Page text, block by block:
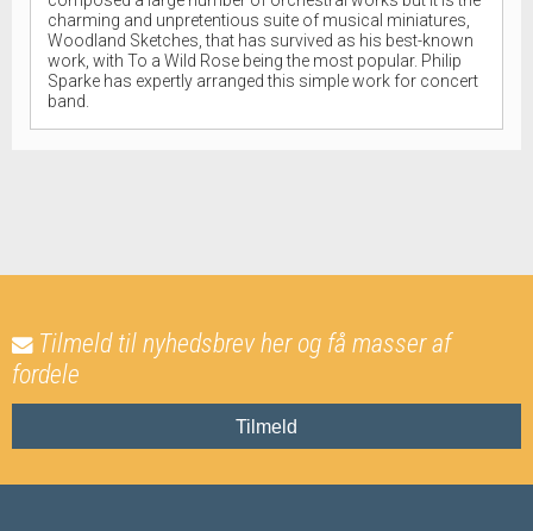
charming and unpretentious suite of musical miniatures,
Woodland Sketches, that has survived as his best-known
work, with To a Wild Rose being the most popular. Philip
Sparke has expertly arranged this simple work for concert
band.
Tilmeld til nyhedsbrev her og få masser af
fordele
Tilmeld